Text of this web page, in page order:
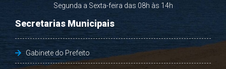
Segunda a Sexta-feira das 08h às 14h
Secretarias Municipais
Gabinete do Prefeito